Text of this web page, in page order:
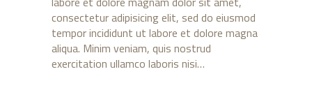
consectetur adipisicing elit, sed do eiusmod
tempor incididunt ut labore et dolore magna
aliqua. Minim veniam, quis nostrud
exercitation ullamco laboris nisi…